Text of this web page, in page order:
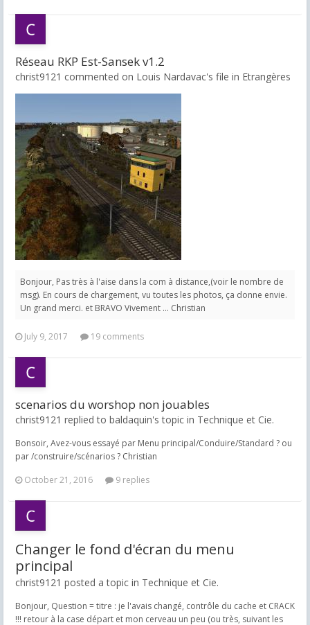
Réseau RKP Est-Sansek v1.2
christ9121 commented on Louis Nardavac's file in Etrangères
Bonjour, Pas très à l'aise dans la com à distance,(voir le nombre de
msg). En cours de chargement, vu toutes les photos, ça donne envie.
Un grand merci. et BRAVO Vivement ... Christian
July 9, 2017 19 comments
scenarios du worshop non jouables
christ9121 replied to baldaquin's topic in Technique et Cie.
Bonsoir, Avez-vous essayé par Menu principal/Conduire/Standard ? ou
par /construire/scénarios ? Christian
October 21, 2016
9 replies
Changer le fond d'écran du menu
principal
christ9121 posted a topic in Technique et Cie.
Bonjour, Question = titre : je l'avais changé, contrôle du cache et CRACK
!!! retour à la case départ et mon cerveau un peu (ou très, suivant les